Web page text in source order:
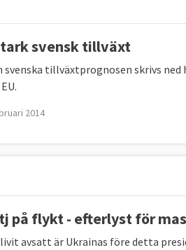
svensk tillväxt
tillväxtprognosen skrivs ned
2014
på flykt - efterlyst för
avsatt är Ukrainas före detta